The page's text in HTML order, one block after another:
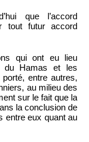
que l’accord
tout futur accord
qui ont eu lieu
du Hamas et les
entre autres,
au milieu des
sur le fait que la
la conclusion de
entre eux quant au